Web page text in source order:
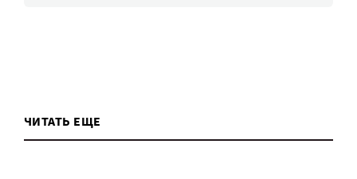
ЧИТАТЬ ЕЩЕ